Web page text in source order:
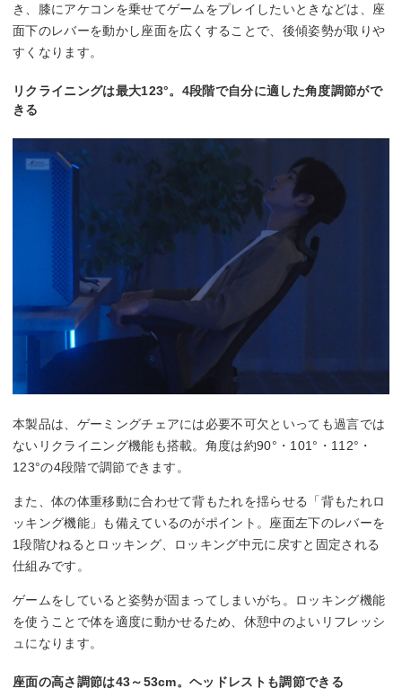
き、膝にアケコンを乗せてゲームをプレイしたいときなどは、座
面下のレバーを動かし座面を広くすることで、後傾姿勢が取りや
すくなります。
リクライニングは最大123°。4段階で自分に適した角度調節がで
きる
本製品は、ゲーミングチェアには必要不可欠といっても過言では
ないリクライニング機能も搭載。角度は約90°・101°・112°・
123°の4段階で調節できます。
また、体の体重移動に合わせて背もたれを揺らせる「背もたれロ
ッキング機能」も備えているのがポイント。座面左下のレバーを
1段階ひねるとロッキング、ロッキング中元に戻すと固定される
仕組みです。
ゲームをしていると姿勢が固まってしまいがち。ロッキング機能
を使うことで体を適度に動かせるため、休憩中のよいリフレッシ
ュになります。
座面の高さ調節は43～53cm。ヘッドレストも調節できる